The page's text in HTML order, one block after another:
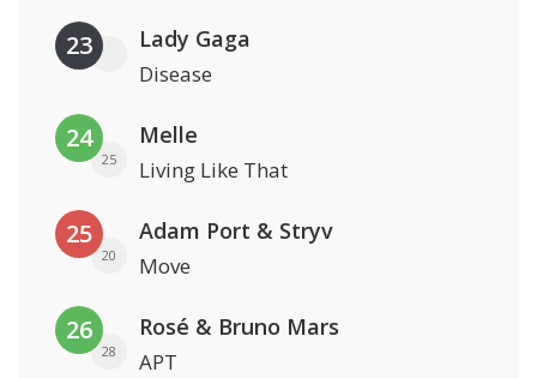
23 Lady Gaga
Disease
24
25
Melle
Living Like That
25
20
Adam Port & Stryv
Move
26
28
Rosé & Bruno Mars
APT